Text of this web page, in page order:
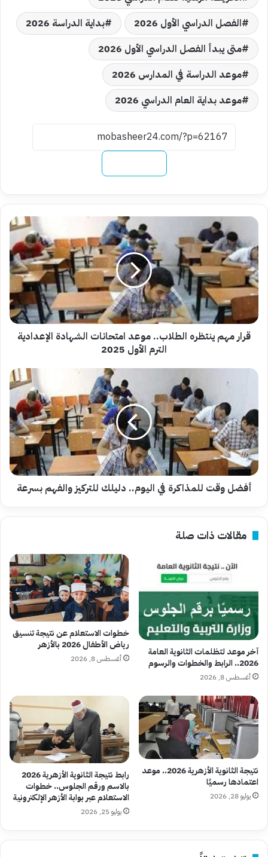
الفصل الدراسي الأول 2026
بداية الدراسة 2026
متى يبدأ الفصل الدراسي الأول 2026
موعد الدراسة في المدارس 2026
موعد بداية العام الدراسي 2026
قرار
ينتظره
الطلاب..
موعد
امتحانات
الشهادة
الإعدادية
الترم
الأول
2025
قرار مهم ينتظره الطلاب.. موعد امتحانات الشهادة الإعدادية
الترم الأول 2025
أفضل
للمذاكرة
في
اليوم..
دليلك
للتركيز
والفهم
بسرعة
أفضل وقت للمذاكرة في اليوم.. دليلك للتركيز والفهم بسرعة
مقالات ذات صلة
آخر موعد لتظلمات الثانوية العامة
2026.. الرابط والخطوات والرسوم
أغسطس 8, 2026
خطوات الاستعلام عن نتيجة تنسيق
رياض الأطفال 2026 بالأزهر
أغسطس 8, 2026
نتيجة الثانوية الأزهرية 2026.. موعد
اعتمادها رسميًا
يوليو 28, 2026
رابط نتيجة الثانوية الأزهرية 2026
بالاسم ورقم الجلوس.. خطوات
الاستعلام عبر بوابة الأزهر الإلكترونية
يوليو 25, 2026